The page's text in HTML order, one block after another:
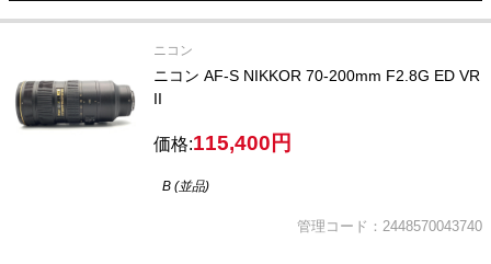
ニコン
ニコン AF-S NIKKOR 70-200mm F2.8G ED VR
II
価格:115,400円
B (並品)
管理コード：2448570043740